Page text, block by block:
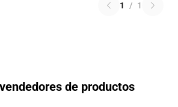
1 / 1
de productos